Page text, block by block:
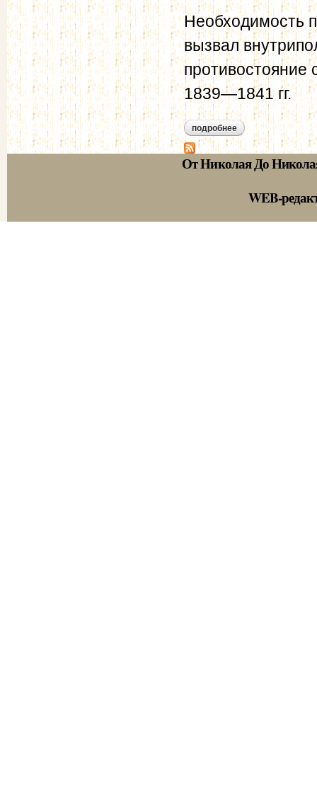
Необходимость
вызвал
противостояние
1839—1841 гг.
подробнее о лондонская
От Николая До
WEB-